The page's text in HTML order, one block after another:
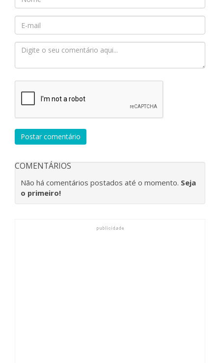
Postar comentário
COMENTÁRIOS
Não há comentários postados até o momento. Seja
o primeiro!